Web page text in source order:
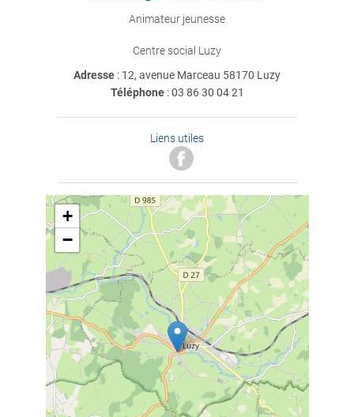
Animateur jeunesse
Centre social Luzy
Adresse : 12, avenue Marceau 58170 Luzy
Téléphone:03 86 30 04 21
Liens utiles
+
−